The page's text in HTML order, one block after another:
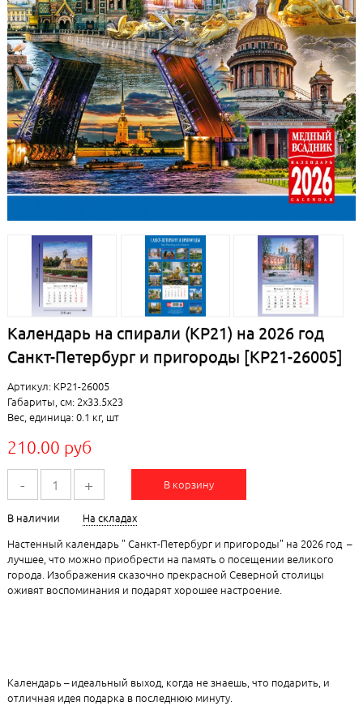
Календарь на спирали (КР21) на 2026 год
Санкт-Петербург и пригороды [КР21-26005]
Артикул: КР21-26005
Габариты, см: 2x33.5x23
Вес, единица: 0.1 кг, шт
210.00 руб
- + В корзину
В наличии
На складах
Настенный календарь " Санкт-Петербург и пригороды" на 2026 год –
лучшее, что можно приобрести на память о посещении великого
города. Изображения сказочно прекрасной Северной столицы
оживят воспоминания и подарят хорошее настроение.
Календарь – идеальный выход, когда не знаешь, что подарить, и
отличная идея подарка в последнюю минуту.